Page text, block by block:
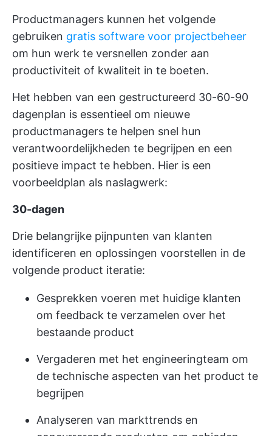
Productmanagers kunnen het volgende
gebruiken gratis software voor projectbeheer
om hun werk te versnellen zonder aan
productiviteit of kwaliteit in te boeten.
Het hebben van een gestructureerd 30-60-90
dagenplan is essentieel om nieuwe
productmanagers te helpen snel hun
verantwoordelijkheden te begrijpen en een
positieve impact te hebben. Hier is een
voorbeeldplan als naslagwerk:
30-dagen
Drie belangrijke pijnpunten van klanten
identificeren en oplossingen voorstellen in de
volgende product iteratie:
Gesprekken voeren met huidige klanten
om feedback te verzamelen over het
bestaande product
Vergaderen met het engineeringteam om
de technische aspecten van het product te
begrijpen
Analyseren van markttrends en